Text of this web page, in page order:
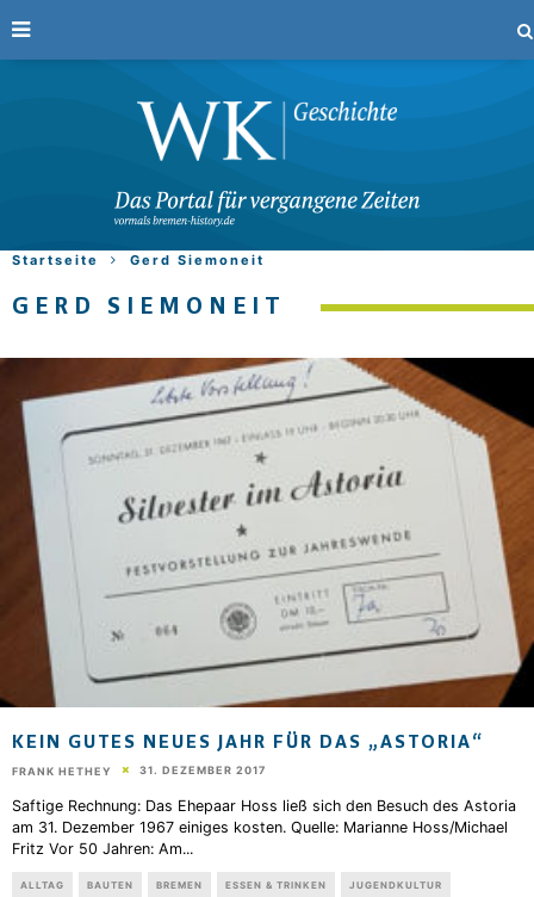
Startseite Gerd Siemoneit
GERD SIEMONEIT
KEIN GUTES NEUES JAHR FÜR DAS „ASTORIA“
FRANK HETHEY 31. DEZEMBER 2017
Saftige Rechnung: Das Ehepaar Hoss ließ sich den Besuch des Astoria
am 31. Dezember 1967 einiges kosten. Quelle: Marianne Hoss/Michael
Fritz Vor 50 Jahren: Am...
ALLTAG BAUTEN BREMEN ESSEN & TRINKEN JUGENDKULTUR